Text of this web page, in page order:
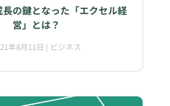
の鍵となった「エクセル経
営」とは？
年8月11日 | ビジネス